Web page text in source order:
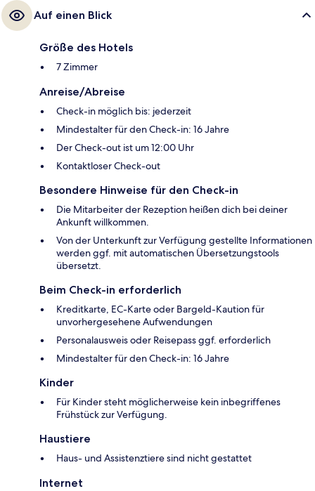
Auf einen Blick
Größe des Hotels
7 Zimmer
Anreise/Abreise
Check-in möglich bis: jederzeit
Mindestalter für den Check-in: 16 Jahre
Der Check-out ist um 12:00 Uhr
Kontaktloser Check-out
Besondere Hinweise für den Check-in
Die Mitarbeiter der Rezeption heißen dich bei deiner
Ankunft willkommen.
Von der Unterkunft zur Verfügung gestellte Informationen
werden ggf. mit automatischen Übersetzungstools
übersetzt.
Beim Check-in erforderlich
Kreditkarte, EC-Karte oder Bargeld-Kaution für
unvorhergesehene Aufwendungen
Personalausweis oder Reisepass ggf. erforderlich
Mindestalter für den Check-in: 16 Jahre
Kinder
Für Kinder steht möglicherweise kein inbegriffenes
Frühstück zur Verfügung.
Haustiere
Haus- und Assistenztiere sind nicht gestattet
Internet